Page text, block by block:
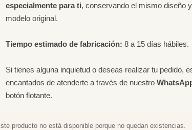
especialmente para ti, conservando el mismo diseño
modelo original.
Tiempo estimado de fabricación: 8 a 15 días hábiles.
Si tienes alguna inquietud o deseas realizar tu pedido,
encantados de atenderte a través de nuestro
botón flotante.
Este producto no está disponible porque no quedan existencias.